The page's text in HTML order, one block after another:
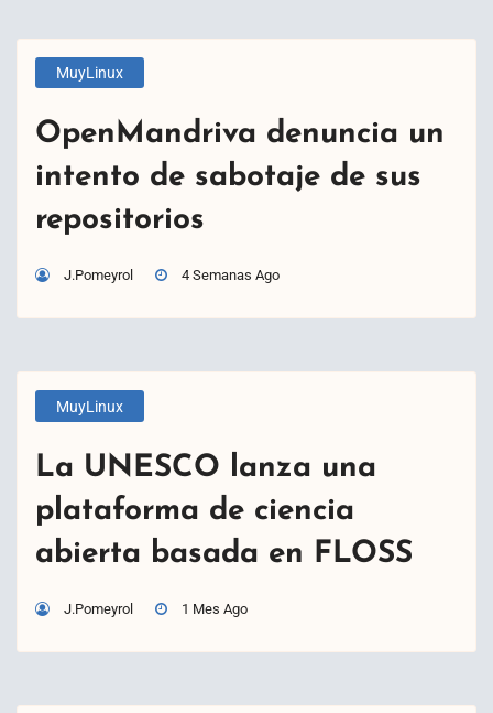
MuyLinux
OpenMandriva denuncia un
intento de sabotaje de sus
repositorios
J.Pomeyrol 4 Semanas Ago
MuyLinux
La UNESCO lanza una
plataforma de ciencia
abierta basada en FLOSS
J.Pomeyrol 1 Mes Ago